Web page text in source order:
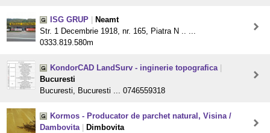
ISG GRUP
Neamt
Str. 1 Decembrie 1918, nr. 165, Piatra N .. ...
0333.819.580m
KondorCAD LandSurv - inginerie topografica
Bucuresti
Bucuresti, Bucuresti ... 0746559318
Kormos - Producator de parchet natural, Visina /
Dambovita
Dimbovita